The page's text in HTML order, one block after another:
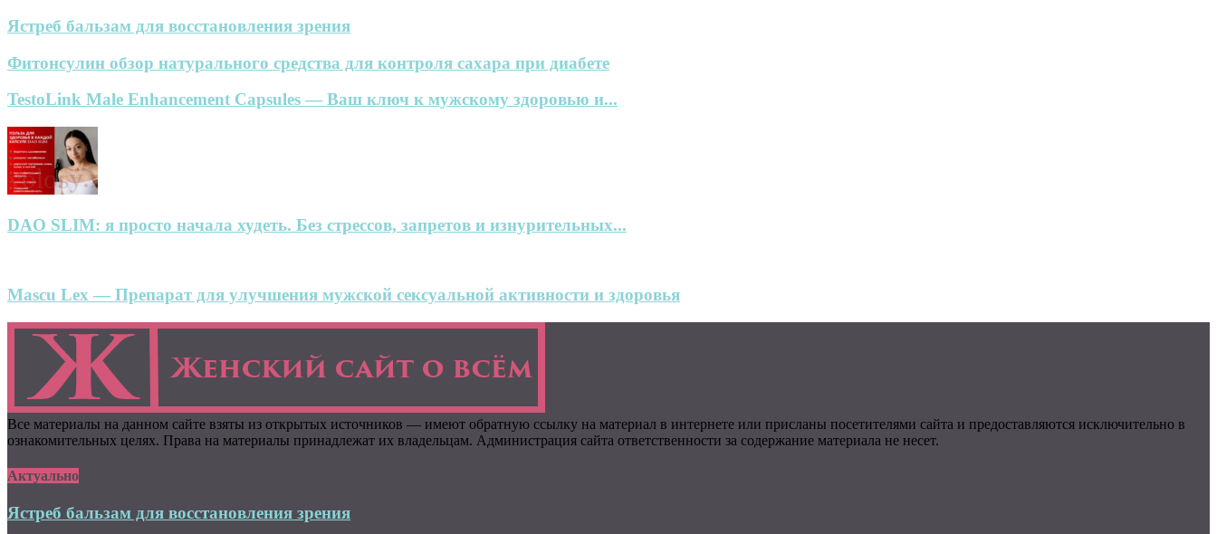
Ястреб бальзам для восстановления зрения
Фитонсулин обзор натурального средства для контроля сахара при диабете
TestoLink Male Enhancement Capsules — Ваш ключ к мужскому здоровью и...
DAO SLIM: я просто начала худеть. Без стрессов, запретов и изнурительных...
Mascu Lex — Препарат для улучшения мужской сексуальной активности и здоровья
Все материалы на данном сайте взяты из открытых источников — имеют обратную ссылку на материал в интернете или присланы посетителями сайта и предоставляются исключительно в
ознакомительных целях. Права на материалы принадлежат их владельцам. Администрация сайта ответственности за содержание материала не несет.
Актуально
Ястреб бальзам для восстановления зрения